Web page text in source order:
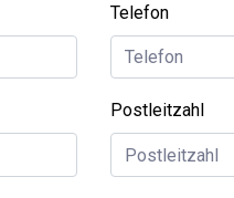
Telefon
Postleitzahl